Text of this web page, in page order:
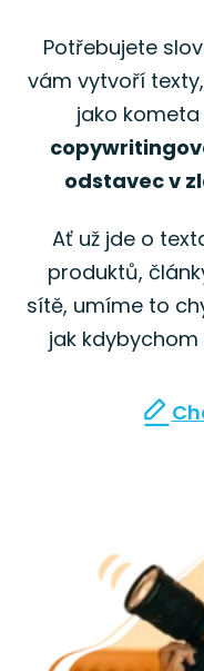
Potřebujete
vám vytvoří
jako kometa
odstavec v
Ať už jde o
produktů,
sítě, umíme to
jak